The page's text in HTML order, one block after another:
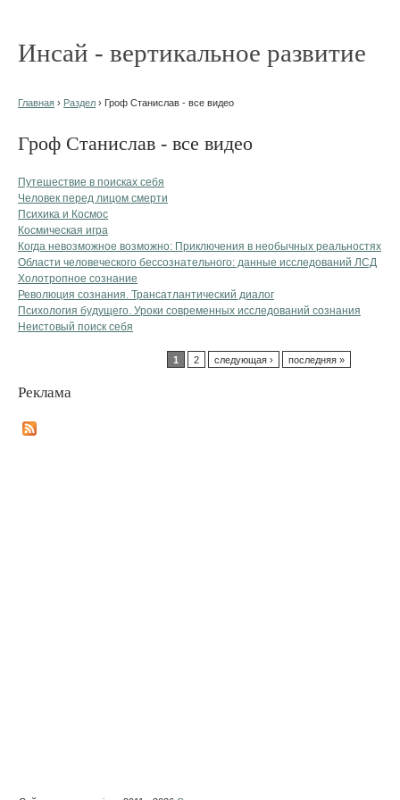
Инсай - вертикальное развитие
Главная › Раздел › Гроф Станислав - все видео
Гроф Станислав - все видео
Путешествие в поисках себя
Человек перед лицом смерти
Психика и Космос
Космическая игра
Когда невозможное возможно: Приключения в необычных реальностях
Области человеческого бессознательного: данные исследований ЛСД
Холотропное сознание
Революция сознания. Трансатлантический диалог
Психология будущего. Уроки современных исследований сознания
Неистовый поиск себя
1 2 следующая › последняя »
Реклама